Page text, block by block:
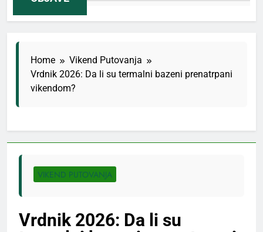
Home
Vikend Putovanja
Vrdnik 2026: Da li su termalni bazeni prenatrpani
vikendom?
VIKEND PUTOVANJA
Vrdnik 2026: Da li su